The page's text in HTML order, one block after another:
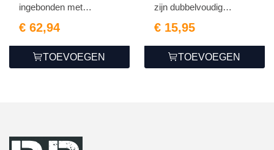
ingebonden met
€ 62,94
TOEVOEGEN
zijn dubbelvoudig
€ 15,95
TOEVOEGEN